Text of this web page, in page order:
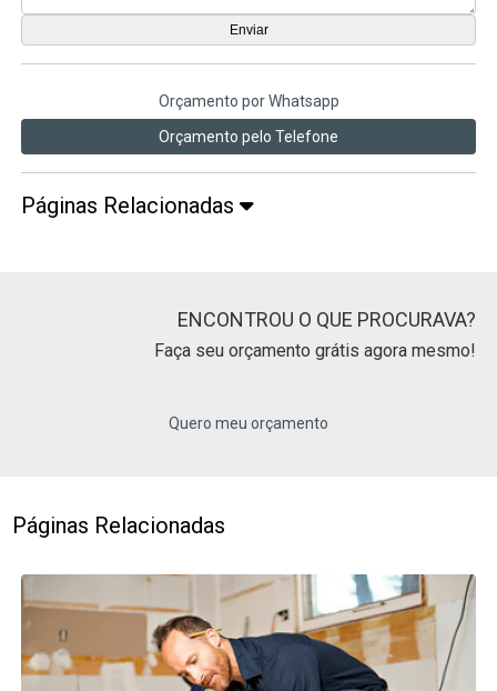
Orçamento por Whatsapp
Orçamento pelo Telefone
Páginas Relacionadas
ENCONTROU O QUE PROCURAVA?
Faça seu orçamento grátis agora mesmo!
Quero meu orçamento
Páginas Relacionadas